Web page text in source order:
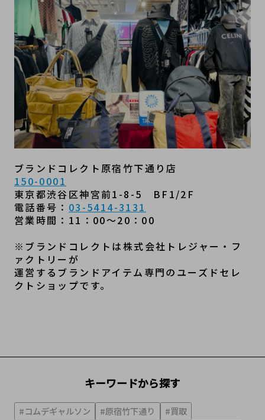
ブランドコレクト原宿竹下通り店
150-0001
東京都渋谷区神宮前1-8-5　BF1/2F
電話番号： 03-5414-3131
営業時間：11：00～20：00
※ブランドコレクトは株式会社トレジャー・フ
ァクトリーが
運営するブランドアイテム専門のユーズドセレ
クトショップです。
キーワードから探す
#コムデギャルソン #原宿竹下通り
#買取